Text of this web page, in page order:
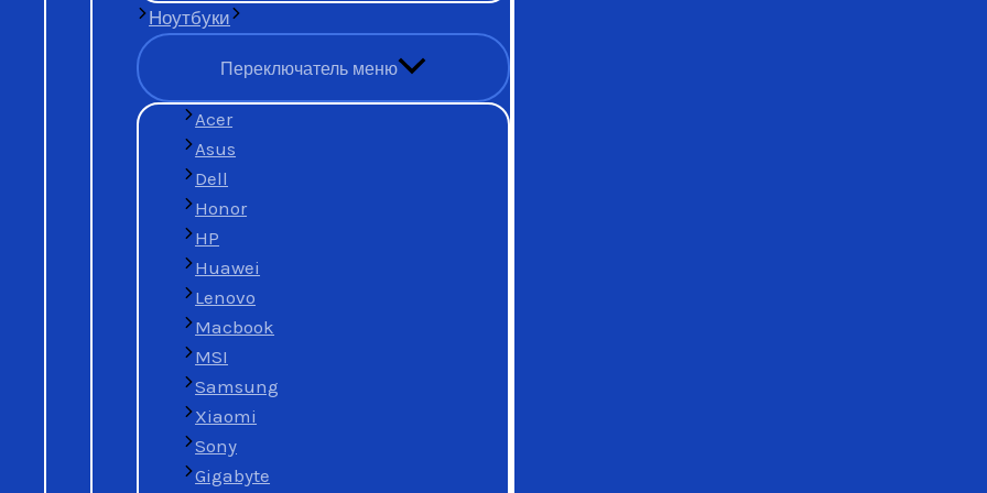
Ноутбуки
Переключатель меню
Acer
Asus
Dell
Honor
HP
Huawei
Lenovo
Macbook
MSI
Samsung
Xiaomi
Sony
Gigabyte
Срочно нужны деньги
Нет времени заниматься продажей
просто лежит без дела